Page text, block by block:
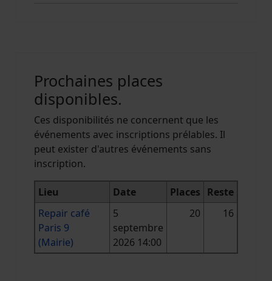
Prochaines places
disponibles.
Ces disponibilités ne concernent que les
événements avec inscriptions prélables. Il
peut exister d'autres événements sans
inscription.
Lieu Date Places Reste
Repair café
Paris 9
(Mairie)
5
septembre
2026 14:00
20 16